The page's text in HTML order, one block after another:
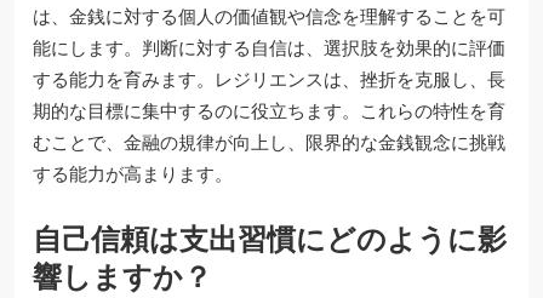
は、金銭に対する個人の価値観や信念を理解することを可
能にします。判断に対する自信は、選択肢を効果的に評価
する能力を育みます。レジリエンスは、挫折を克服し、長
期的な目標に集中するのに役立ちます。これらの特性を育
むことで、金融の規律が向上し、限界的な金銭観念に挑戦
する能力が高まります。
自己信頼は支出習慣にどのように影
響しますか？